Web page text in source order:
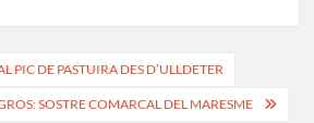
PIC DE PASTUIRA DES D’ULLDETER
SOSTRE COMARCAL DEL MARESME